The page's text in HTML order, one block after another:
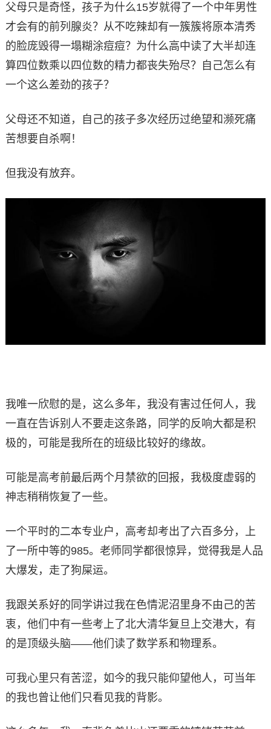
父母只是奇怪，孩子为什么15岁就得了一个中年男性
才会有的前列腺炎？从不吃辣却有一簇簇将原本清秀
的脸庞毁得一塌糊涂痘痘？为什么高中读了大半却连
算四位数乘以四位数的精力都丧失殆尽？自己怎么有
一个这么差劲的孩子？
父母还不知道，自己的孩子多次经历过绝望和濒死痛
苦想要自杀啊！
但我没有放弃。
我唯一欣慰的是，这么多年，我没有害过任何人，我
一直在告诉别人不要走这条路，同学的反响大都是积
极的，可能是我所在的班级比较好的缘故。
可能是高考前最后两个月禁欲的回报，我极度虚弱的
神志稍稍恢复了一些。
一个平时的二本专业户，高考却考出了六百多分，上
了一所中等的985。老师同学都很惊异，觉得我是人品
大爆发，走了狗屎运。
我跟关系好的同学讲过我在色情泥沼里身不由己的苦
衷，他们中有一些考上了北大清华复旦上交港大，有
的是顶级头脑——他们读了数学系和物理系。
可我心里只有苦涩，如今的我只能仰望他人，可当年
的我也曾让他们只看见我的背影。